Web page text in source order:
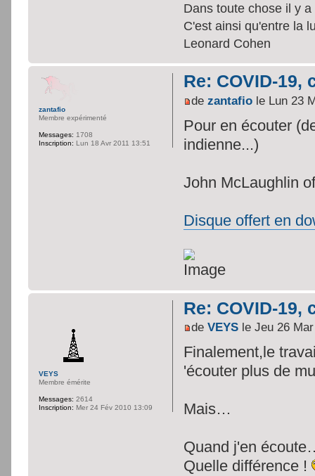
Dans toute chose il y
C'est ainsi qu'entre la
Leonard Cohen
Re: COVID-19,
dezantafio le Lun 23
Pour en écouter
indienne...)
John McLaughlin
Disque offert en
zantafio
Membre expérimenté
Messages: 1708
Inscription: Lun 18 Avr 2011 13:51
Re: COVID-19,
deVEYS le Jeu 26
Finalement,le
'écouter plus de
Mais…
Quand j'en
Quelle différence !
VEYS
Membre émérite
Messages: 2614
Inscription: Mer 24 Fév 2010 13:09